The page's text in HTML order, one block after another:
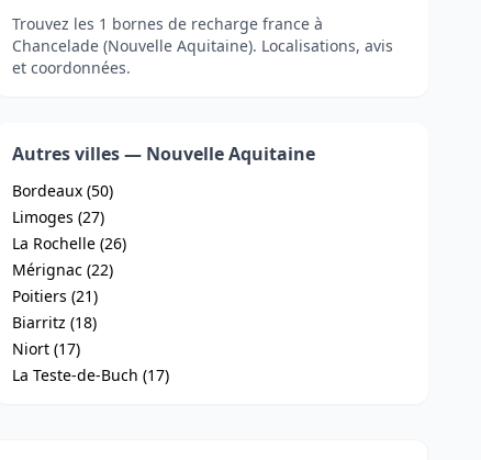
Trouvez les 1 bornes de recharge france à
Chancelade (Nouvelle Aquitaine). Localisations, avis
et coordonnées.
Autres villes — Nouvelle Aquitaine
Bordeaux (50)
Limoges (27)
La Rochelle (26)
Mérignac (22)
Poitiers (21)
Biarritz (18)
Niort (17)
La Teste-de-Buch (17)